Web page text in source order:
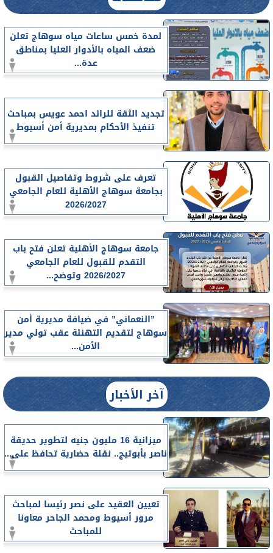
لمدة خمس ساعات مياه سوهاج تعلن
ضعف المياه بالأدوار العليا بمناطق
عدة...
تجديد الثقة للرائد احمد عويس بمباحث
تنفيذ الأحكام بمديرية أمن أسيوط
تعرف على شروط وتفاصيل القبول
بجامعة سوهاج الأهلية للعام الجامعي
2026/2027
جامعة سوهاج الأهلية تعلن فتح باب
التقدم للقبول للعام الجامعي
2026/2027 وتوضح...
”النعماني” في ضيافة مديرية أمن
سوهاج لتقديم التهنئة عقب تولي مدير
الأمن...
آخر الأخبار
ميزانية 16 مليون جنيه لتطوير حديقة
ناصر بأبوتيج.. نقلة حضارية تحافظ على...
تعيين العقيد على نصر رئيسا لمباحث
مرور أسيوط ومحمد الجاحر معاونا
للمباحث